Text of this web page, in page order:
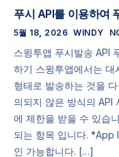
푸시 API를 이용하여
5월 18, 2026 WINDY
스윙투앱 푸시발송 API
하기 스윙투앱에서는 대
형태로 발송하는 것을
의되지 않은 방식의 API
에 제한을 받을 수 있습
되는 항목 입니다. *App
인 가능합니다. […]